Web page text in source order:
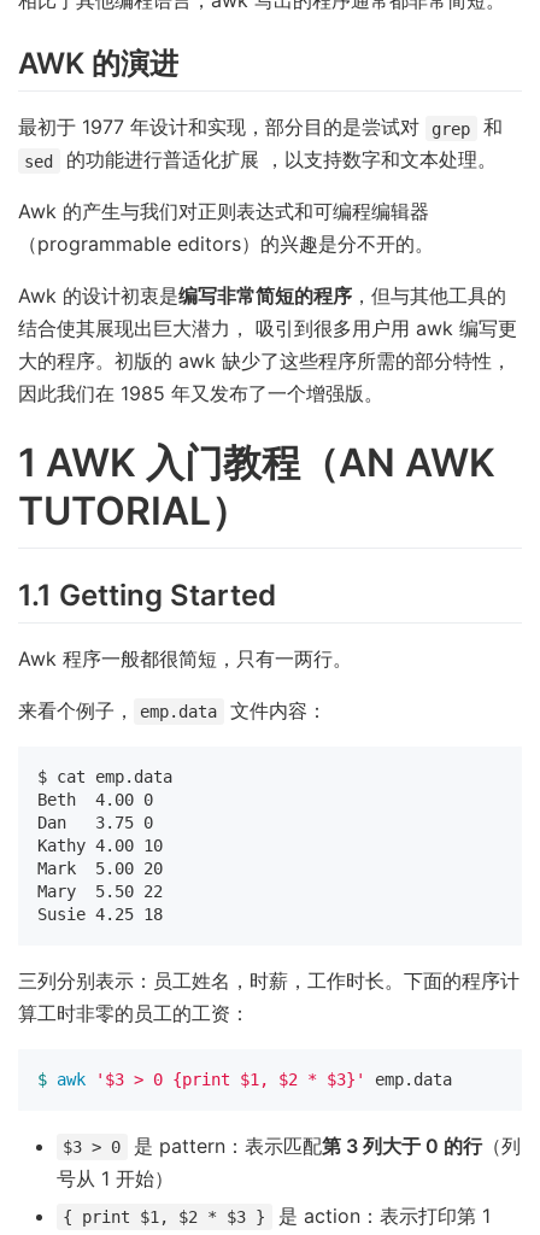
AWK 的演进
最初于 1977 年设计和实现，部分目的是尝试对 grep 和
sed 的功能进行普适化扩展 ，以支持数字和文本处理。
Awk 的产生与我们对正则表达式和可编程编辑器
（programmable editors）的兴趣是分不开的。
Awk 的设计初衷是编写非常简短的程序 ，但与其他工具的
结合使其展现出巨大潜力， 吸引到很多用户用 awk 编写更
大的程序。初版的 awk 缺少了这些程序所需的部分特性，
因此我们在 1985 年又发布了一个增强版。
1 AWK 入门教程（AN AWK
TUTORIAL）
1.1 Getting Started
Awk 程序一般都很简短，只有一两行。
来看个例子， emp.data 文件内容：
$ cat emp.data
Beth  4.00 0
Dan   3.75 0
Kathy 4.00 10
Mark  5.00 20
Mary  5.50 22
三列分别表示：员工姓名，时薪，工作时长。下面的程序计
算工时非零的员工的工资：
$ awk '$3 > 0 {print $1, $2 * $3}'
$3 > 0 是 pattern：表示匹配第 3 列大于 0 的行（列
号从 1 开始）
{ print $1, $2 * $3 }
是 action：表示打印第 1